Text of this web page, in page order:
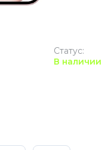
Статус:
В наличии